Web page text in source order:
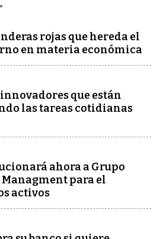
rojas que hereda el
en materia económica
que están
las tareas cotidianas
ahora a Grupo
para el
activos